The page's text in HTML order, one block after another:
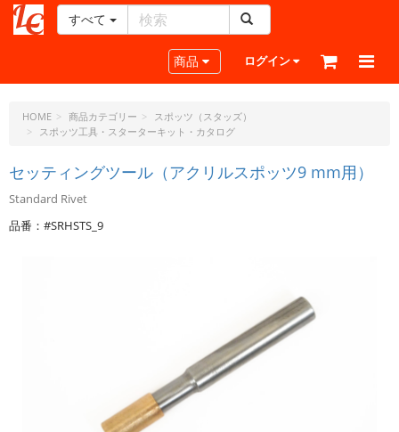
ー
ラ
フ
ド
ッ
ジ
すべて
Toggle navigation
商品 ログイン
HOME 商品カテゴリー
スポッツ（スタッズ）
スポッツ工具・スターターキット・カタログ
セッティングツール（アクリルスポッツ9 mm用）
Standard Rivet
品番：#SRHSTS_9